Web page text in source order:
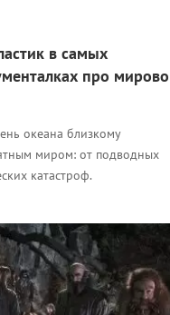
в самых
про
океана близкому
миром: от подводных
катастроф.